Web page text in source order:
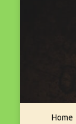
Home